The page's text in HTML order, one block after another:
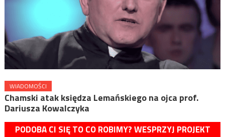
WIADOMOŚCI
Chamski atak księdza Lemańskiego na ojca prof.
Dariusza Kowalczyka
PODOBA CI SIĘ TO CO ROBIMY? WESPRZYJ PROJEKT